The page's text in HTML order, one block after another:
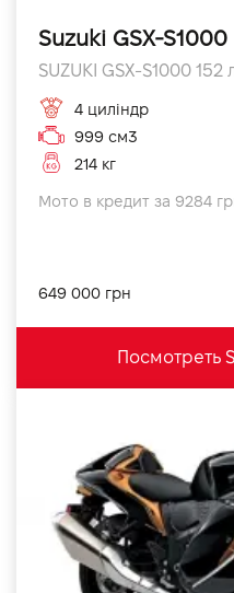
Suzuki GSX-S1000
SUZUKI GSX-S1000 152
4 циліндр
999 см3
214 кг
Мото в кредит за 9284
649 000 грн
Посмотреть